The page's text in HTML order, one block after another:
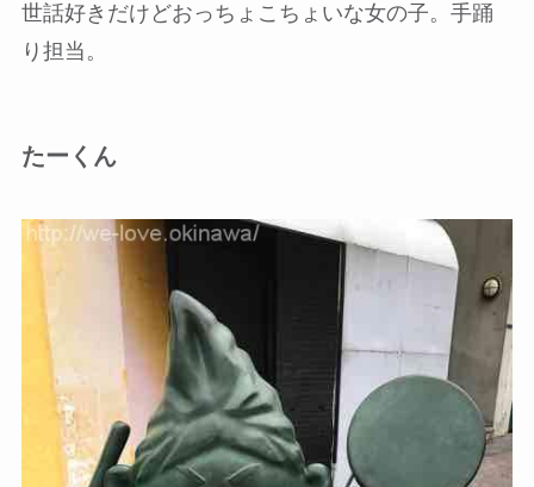
世話好きだけどおっちょこちょいな女の子。手踊
り担当。
たーくん